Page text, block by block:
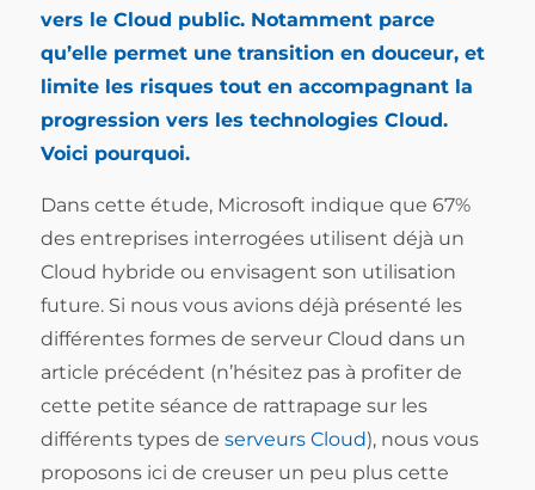
vers le Cloud public. Notamment parce
qu’elle permet une transition en douceur, et
limite les risques tout en accompagnant la
progression vers les technologies Cloud.
Voici pourquoi.
Dans cette étude, Microsoft indique que 67%
des entreprises interrogées utilisent déjà un
Cloud hybride ou envisagent son utilisation
future. Si nous vous avions déjà présenté les
différentes formes de serveur Cloud dans un
article précédent (n’hésitez pas à profiter de
cette petite séance de rattrapage sur les
différents types de serveurs Cloud), nous vous
proposons ici de creuser un peu plus cette